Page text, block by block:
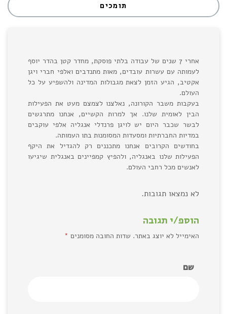
תומכים
אחרי 7 שנים של עבודה בלתי פוסקת, מחדר קטן בהדר יוסף
לעמותה עם עשרות עובדים, מאות מתנדבים ואלפי חברי ויגן
אקטיב, הגיע הזמן לצאת מגבולות המדינה ולהשפיע על כל
העולם.
בעקבות משבר הקורונה, נאלצנו לצמצם מעט את הפעילות
הבין לאומית שלנו. אך למרות הקשיים, אנחנו מתרגשים
לבשר שכבר היום יש לויגן פרנדלי אנגליה אלפי עוקבים
במדיות החברתיות ומסעדות המסומנות בתו העמותה.
בחודשים הקרובים אנחנו מתכננים רק להגדיל את היקף
הפעילות שלנו באנגליה, ולהפיץ קמפיינים באנגלית שיגיעו
לאנשים מכל רחבי העולם.
לא נמצאו תגובות.
הוספ/י תגובה
האימייל לא יוצג באתר. שדות החובה מסומנים *
שם